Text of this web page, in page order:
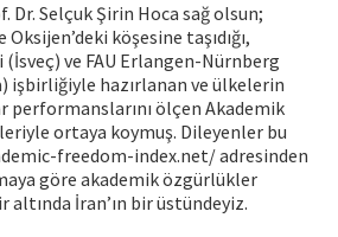
Dr. Selçuk Şirin Hoca sağ olsun;
köşesine taşıdığı,
ve FAU Erlangen-Nürnberg
işbirliğiyle hazırlanan ve ülkelerin
performanslarını ölçen Akademik
ortaya koymuş. Dileyenler bu
freedom-index.net/ adresinden
göre akademik özgürlükler
altında İran’ın bir üstündeyiz.